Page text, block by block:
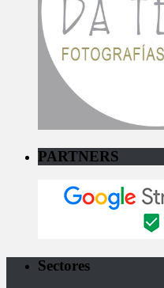
PARTNERS
Sectores